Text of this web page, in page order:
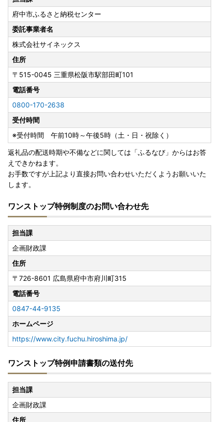
府中市ふるさと納税センター
委託事業者名
株式会社サイネックス
住所
〒515-0045 三重県松阪市駅部田町101
電話番号
0800-170-2638
受付時間
※受付時間 午前10時～午後5時（土・日・祝除く）
返礼品の配送時期や不備などに関しては「ふるなび」からはお答
えできかねます。
お手数ですが上記より直接お問い合わせいただくようお願いいた
します。
ワンストップ特例制度のお問い合わせ先
担当課
企画財政課
住所
〒726-8601 広島県府中市府川町315
電話番号
0847-44-9135
ホームページ
https://www.city.fuchu.hiroshima.jp/
ワンストップ特例申請書類の送付先
担当課
企画財政課
住所